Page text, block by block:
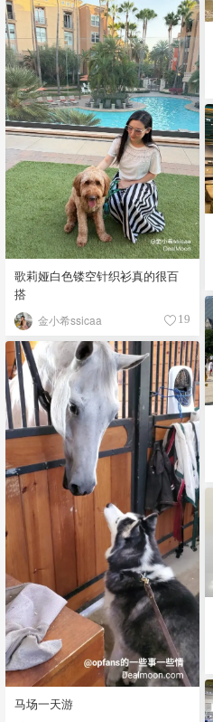
歌莉娅白色镂空针织衫真的很百
搭
金小希ssicaa 19
马场一天游